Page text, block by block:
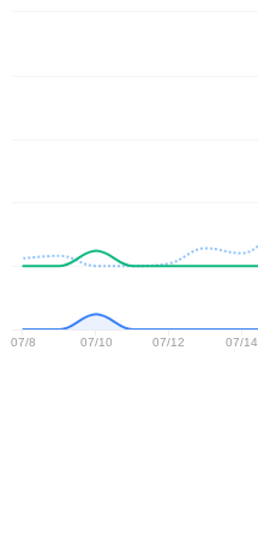
07/8 07/10 07/12 07/14